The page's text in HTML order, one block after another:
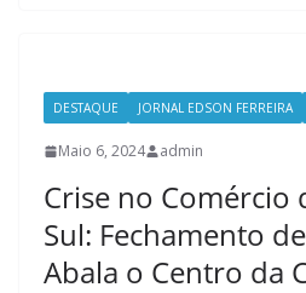
DESTAQUE JORNAL EDSON FERREIRA
Maio 6, 2024 admin
Crise no Comércio
Sul: Fechamento
Abala o Centro da